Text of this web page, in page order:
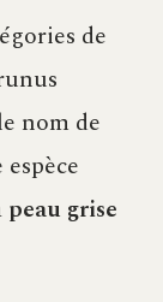
de
nom de
peau grise